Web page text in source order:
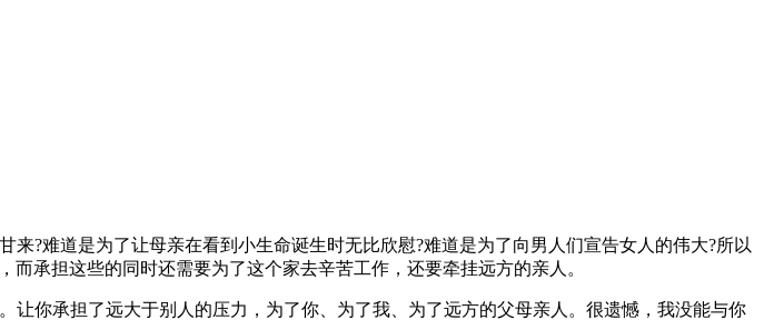
?难道是为了让母亲在看到小生命诞生时无比欣慰?难道是为了向男人们宣告女人的伟大?所以
承担这些的同时还需要为了这个家去辛苦工作，还要牵挂远方的亲人。
你承担了远大于别人的压力，为了你、为了我、为了远方的父母亲人。很遗憾，我没能与你